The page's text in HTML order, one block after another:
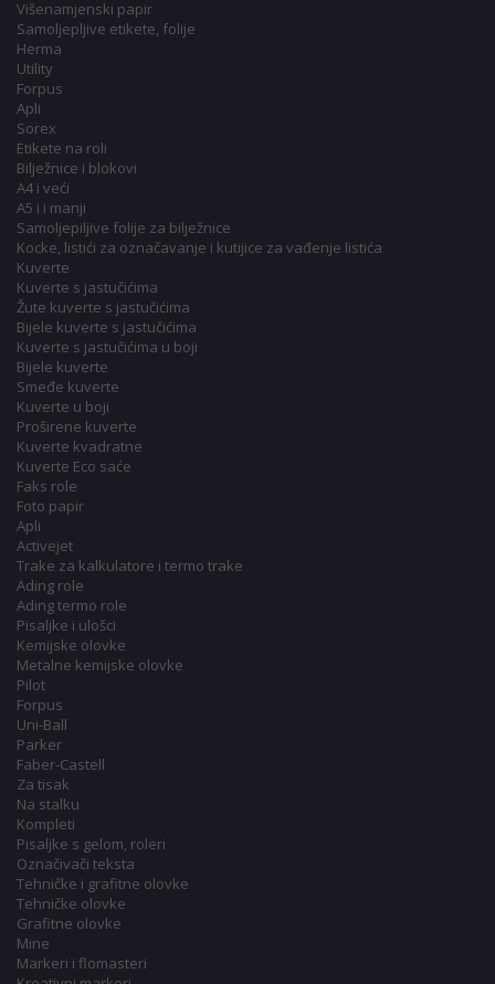
Višenamjenski papir
Samoljepljive etikete, folije
Herma
Utility
Forpus
Apli
Sorex
Etikete na roli
Bilježnice i blokovi
A4 i veći
A5 i i manji
Samoljepiljive folije za bilježnice
Kocke, listići za označavanje i kutijice za vađenje listića
Kuverte
Kuverte s jastučićima
Žute kuverte s jastučićima
Bijele kuverte s jastučićima
Kuverte s jastučićima u boji
Bijele kuverte
Smeđe kuverte
Kuverte u boji
Proširene kuverte
Kuverte kvadratne
Kuverte Eco saće
Faks role
Foto papir
Apli
Activejet
Trake za kalkulatore i termo trake
Ading role
Ading termo role
Pisaljke i ulošci
Kemijske olovke
Metalne kemijske olovke
Pilot
Forpus
Uni-Ball
Parker
Faber-Castell
Za tisak
Na stalku
Kompleti
Pisaljke s gelom, roleri
Označivači teksta
Tehničke i grafitne olovke
Tehničke olovke
Grafitne olovke
Mine
Markeri i flomasteri